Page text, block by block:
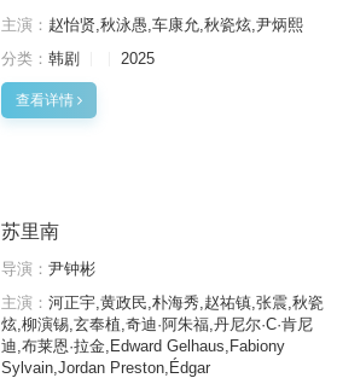
主演： 赵怡贤,秋泳愚,车康允,秋瓷炫,尹炳熙
分类： 韩剧 2025
查看详情
苏里南
导演： 尹钟彬
主演： 河正宇,黄政民,朴海秀,赵祐镇,张震,秋瓷
炫,柳演锡,玄奉植,奇迪·阿朱福,丹尼尔·C·肯尼
迪,布莱恩·拉金,Edward Gelhaus,Fabiony
Sylvain,Jordan Preston,Édgar